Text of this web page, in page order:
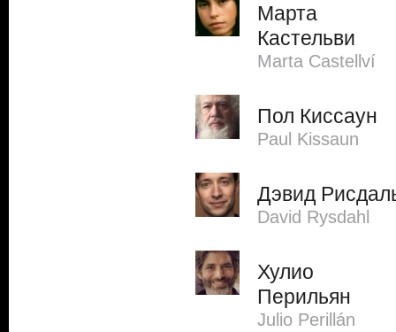
Марта
Кастельви
Marta Castellví
Пол Киссаун
Paul Kissaun
Дэвид
David Rysdahl
Хулио
Перильян
Julio Perillán